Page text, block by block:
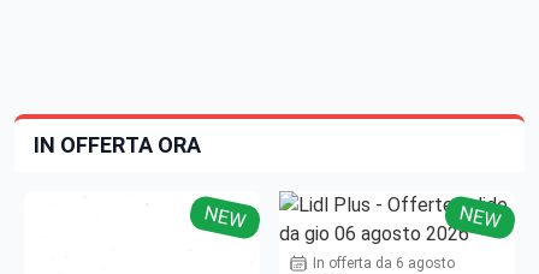
IN OFFERTA ORA
NEW NEW
In offerta da 6 agosto